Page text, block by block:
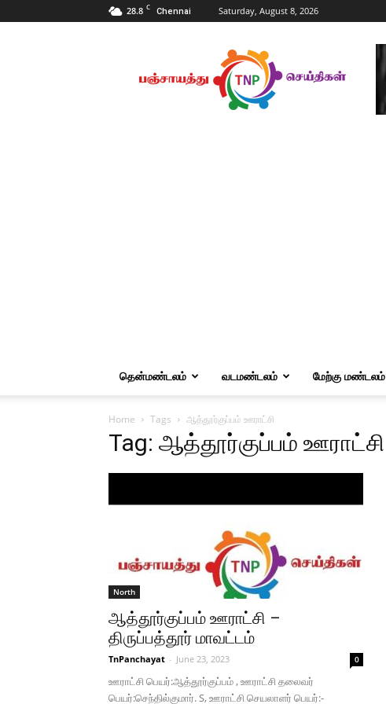
28.8 C Chennai Saturday, August 8, 2026
Tnpanchayat
தென்மண்டலம் வடமண்டலம் மேற்கு மண்டலம்
Home Tags ஆத்தூர்குப்பம் ஊராட்சி
Tag: ஆத்தூர்குப்பம் ஊராட்சி
North
ஆத்தூர்குப்பம் ஊராட்சி –
திருப்பத்தூர் மாவட்டம்
TnPanchayat - June 23, 2023 0
ஊராட்சி பெயர்:ஆத்தூர்குப்பம் , ஊராட்சி தலைவர்
பெயர்:செந்தில்குமார். S, ஊராட்சி செயலாளர் பெயர்:-